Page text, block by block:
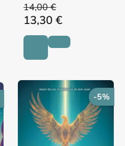
14,00 €
13,30 €
-5%